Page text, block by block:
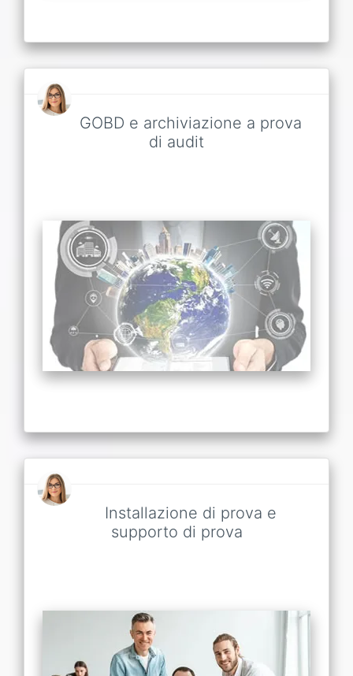
GOBD e archiviazione a prova
di audit
Installazione di prova e
supporto di prova